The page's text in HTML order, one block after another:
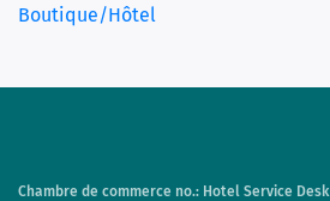
Boutique/Hôtel
Chambre de commerce no.: Hotel Service Desk